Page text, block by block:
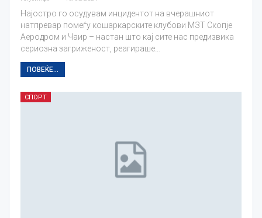
Најостро го осудувам инцидентот на вчерашниот
натпревар помеѓу кошаркарските клубови МЗТ Скопје
Аеродром и Чаир – настан што кај сите нас предизвика
сериозна загриженост, реагираше…
ПОВЕЌЕ...
СПОРТ